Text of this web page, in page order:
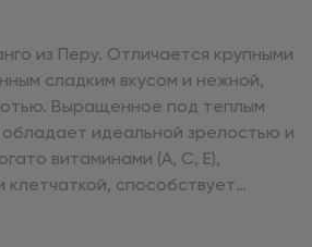
крупными
сладким вкусом и нежной,
Выращенное под теплым
идеальной зрелостью и
витаминами (А, С, Е),
клетчаткой, способствует
идеально